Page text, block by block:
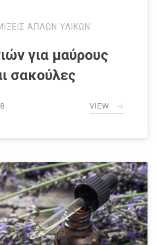
ΑΠΛΩΝ ΥΛΙΚΩΝ
για μαύρους
σακούλες
VIEW